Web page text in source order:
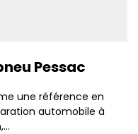
Pessac
une référence en
automobile à